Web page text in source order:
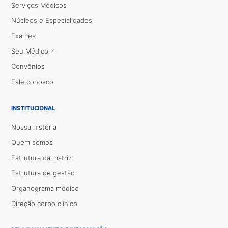
Serviços Médicos
Núcleos e Especialidades
Exames
Seu Médico
Convênios
Fale conosco
INSTITUCIONAL
Nossa história
Quem somos
Estrutura da matriz
Estrutura de gestão
Organograma médico
Direção corpo clínico